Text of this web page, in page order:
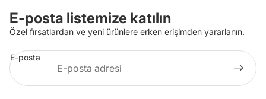
E-posta listemize katılın
Özel fırsatlardan ve yeni ürünlere erken erişimden yararlanın.
E-posta